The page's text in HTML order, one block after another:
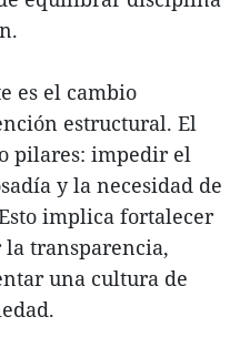
es el cambio
estructural. El
pilares: impedir el
y la necesidad de
implica fortalecer
transparencia,
una cultura de